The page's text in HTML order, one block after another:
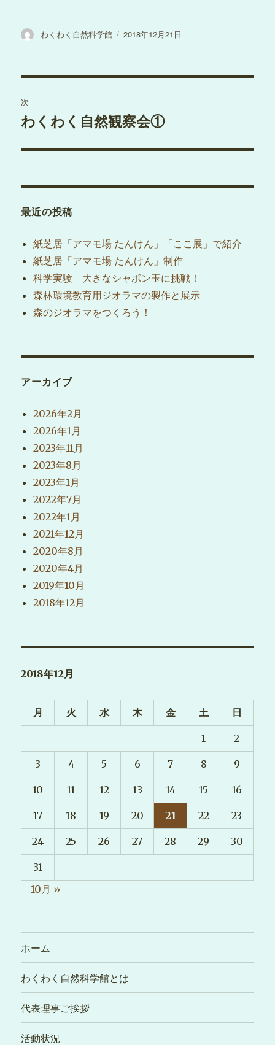
投
わくわく自然科学館
投
2018年12月21日
稿
ゲ
ー
シ
ョ
ン
次
次
投
わくわく自然観察会①
最近の投稿
紙芝居「アマモ場 たんけん」「ここ展」で紹介
紙芝居「アマモ場 たんけん」制作
科学実験 大きなシャボン玉に挑戦！
森林環境教育用ジオラマの製作と展示
森のジオラマをつくろう！
アーカイブ
2026年2月
2026年1月
2023年11月
2023年8月
2023年1月
2022年7月
2022年1月
2021年12月
2020年8月
2020年4月
2019年10月
2018年12月
2018年12月
月 火 水 木 金 土 日
1 2
3 4 5 6 7 8 9
10 11 12 13 14 15 16
17 18 19 20 21 22 23
24 25 26 27 28 29 30
31
10月 »
ホーム
わくわく自然科学館とは
代表理事ご挨拶
活動状況